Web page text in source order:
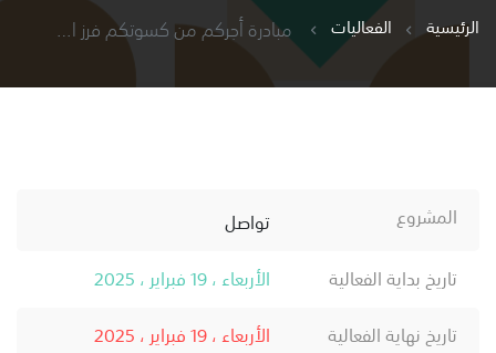
الرئيسية
الفعاليات مبادرة أجركم من كسوتكم فرز الكسوة بالتعاون مع الفرق التطوعية
المشروع
تواصل
تاريخ بداية الفعالية
الأربعاء ، 19 فبراير ، 2025
تاريخ نهاية الفعالية
الأربعاء ، 19 فبراير ، 2025